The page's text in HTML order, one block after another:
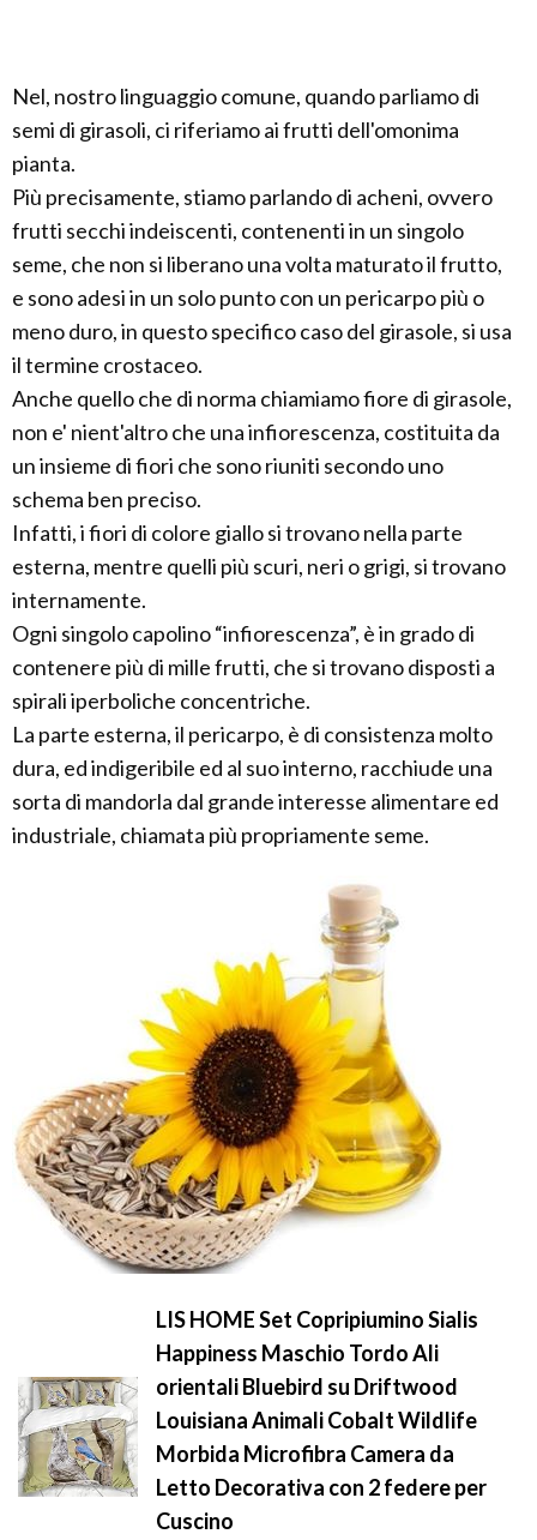
Nel, nostro linguaggio comune, quando parliamo di
semi di girasoli, ci riferiamo ai frutti dell'omonima
pianta.
Più precisamente, stiamo parlando di acheni, ovvero
frutti secchi indeiscenti, contenenti in un singolo
seme, che non si liberano una volta maturato il frutto,
e sono adesi in un solo punto con un pericarpo più o
meno duro, in questo specifico caso del girasole, si usa
il termine crostaceo.
Anche quello che di norma chiamiamo fiore di girasole,
non e' nient'altro che una infiorescenza, costituita da
un insieme di fiori che sono riuniti secondo uno
schema ben preciso.
Infatti, i fiori di colore giallo si trovano nella parte
esterna, mentre quelli più scuri, neri o grigi, si trovano
internamente.
Ogni singolo capolino “infiorescenza”, è in grado di
contenere più di mille frutti, che si trovano disposti a
spirali iperboliche concentriche.
La parte esterna, il pericarpo, è di consistenza molto
dura, ed indigeribile ed al suo interno, racchiude una
sorta di mandorla dal grande interesse alimentare ed
industriale, chiamata più propriamente seme.
LIS HOME Set Copripiumino Sialis
Happiness Maschio Tordo Ali
orientali Bluebird su Driftwood
Louisiana Animali Cobalt Wildlife
Morbida Microfibra Camera da
Letto Decorativa con 2 federe per
Cuscino